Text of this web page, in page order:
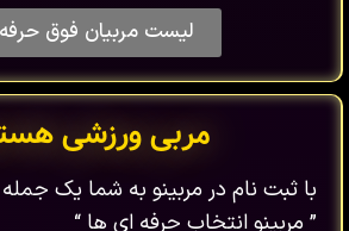
لیست مربیان فوق
مربی ورزشی
با ثبت نام در مربینو به شما یک
” مربینو انتخاب حرفه ای ها “